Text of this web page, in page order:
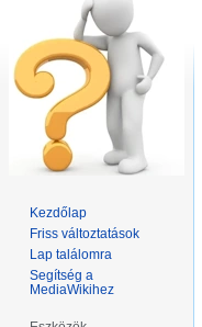
Kezdőlap
Friss változtatások
Lap találomra
Segítség a
MediaWikihez